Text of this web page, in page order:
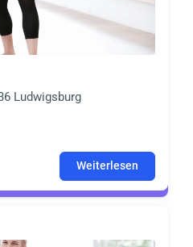
Ludwigsburg
Weiterlesen